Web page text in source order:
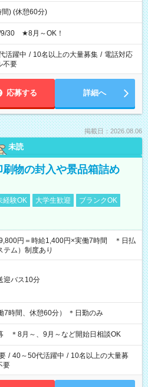
) (休憩60分)
9/30 ★8月～OK！
活躍中 / 10名以上の大量募集 / 電話対応
不要
応募する 詳細へ
掲載日：2026.08.06
未読
刷物の封入や景品箱詰め
経験OK 大学生歓迎
ブランクOK
円＝時給1,400円×実働7時間 ＊日払
テム）制度あり
迎バス10分
7時間、休憩60分） ＊日勤のみ
8月～、9月～など開始日相談OK
/ 40～50代活躍中 / 10名以上の大量募
要